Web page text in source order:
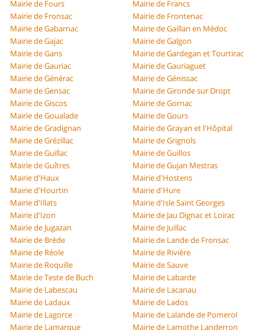
Mairie de Fours
Mairie de Francs
Mairie de Fronsac
Mairie de Frontenac
Mairie de Gabarnac
Mairie de Gaillan en Médoc
Mairie de Gajac
Mairie de Galgon
Mairie de Gans
Mairie de Gardegan et Tourtirac
Mairie de Gauriac
Mairie de Gauriaguet
Mairie de Générac
Mairie de Génissac
Mairie de Gensac
Mairie de Gironde sur Dropt
Mairie de Giscos
Mairie de Gornac
Mairie de Goualade
Mairie de Gours
Mairie de Gradignan
Mairie de Grayan et l'Hôpital
Mairie de Grézillac
Mairie de Grignols
Mairie de Guillac
Mairie de Guillos
Mairie de Guîtres
Mairie de Gujan Mestras
Mairie d'Haux
Mairie d'Hostens
Mairie d'Hourtin
Mairie d'Hure
Mairie d'Illats
Mairie d'Isle Saint Georges
Mairie d'Izon
Mairie de Jau Dignac et Loirac
Mairie de Jugazan
Mairie de Juillac
Mairie de Brède
Mairie de Lande de Fronsac
Mairie de Réole
Mairie de Rivière
Mairie de Roquille
Mairie de Sauve
Mairie de Teste de Buch
Mairie de Labarde
Mairie de Labescau
Mairie de Lacanau
Mairie de Ladaux
Mairie de Lados
Mairie de Lagorce
Mairie de Lalande de Pomerol
Mairie de Lamarque
Mairie de Lamothe Landerron